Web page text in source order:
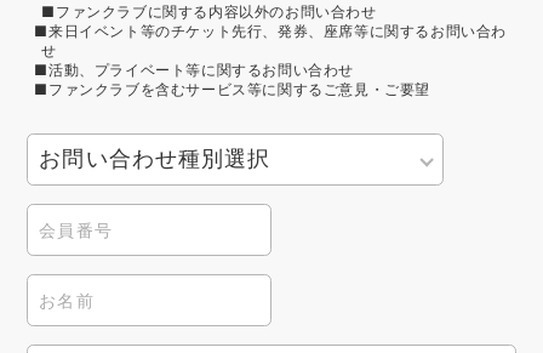
■ファンクラブに関する内容以外のお問い合わせ
■来日イベント等のチケット先行、発券、座席等に関するお問い合わ
せ
■活動、プライベート等に関するお問い合わせ
■ファンクラブを含むサービス等に関するご意見・ご要望